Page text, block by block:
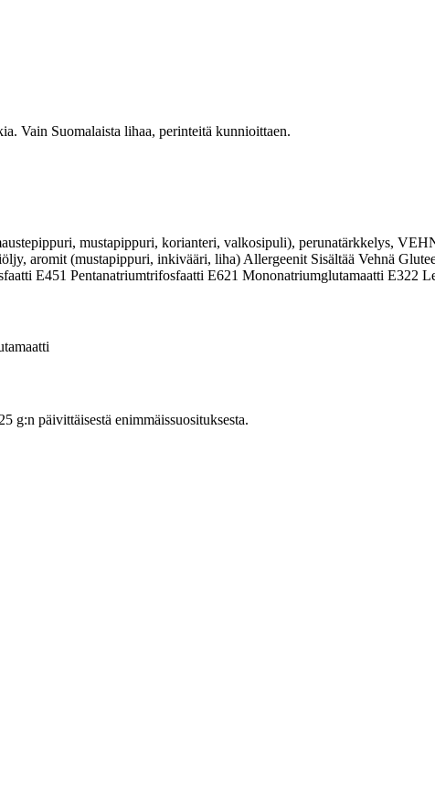
Vain Suomalaista lihaa, perinteitä kunnioittaen.
mustapippuri, korianteri, valkosipuli), perunatärkkelys,
aromit (mustapippuri, inkivääri, liha) Allergeenit Sisältää Vehnä
E451 Pentanatriumtrifosfaatti E621 Mononatriumglutamaatti E322
g:n päivittäisestä enimmäissuosituksesta.